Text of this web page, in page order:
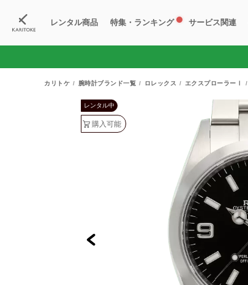
レンタル商品 特集・ランキング サービス関連
カリトケ 腕時計ブランド一覧 ロレックス エクスプローラーⅠ
レンタル中
購入可能